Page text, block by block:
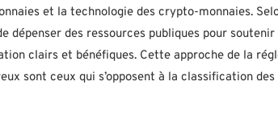
et la technologie des crypto-monnaies.
dépenser des ressources publiques pour
clairs et bénéfiques. Cette approche de la
sont ceux qui s’opposent à la classification